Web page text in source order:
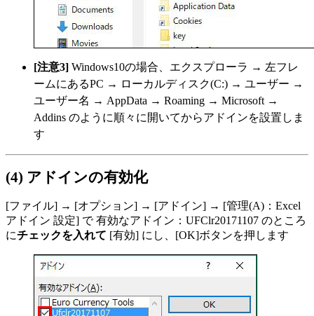
[注意3] Windows10の場合、エクスプローラ → 左フレ
ームにあるPC → ローカルディスク(C:) → ユーザー →
ユーザー名 → AppData → Roaming → Microsoft →
Addins のように順々に開いてからアドインを設置しま
す
(4) アドインの有効化
[ファイル] → [オプション] → [アドイン] → [管理(A)：Excel
アドイン 設定] で 有効なアドイン：UFClr20171107 のところ
にチェックを入れて [有効] にし、[OK]ボタンを押します